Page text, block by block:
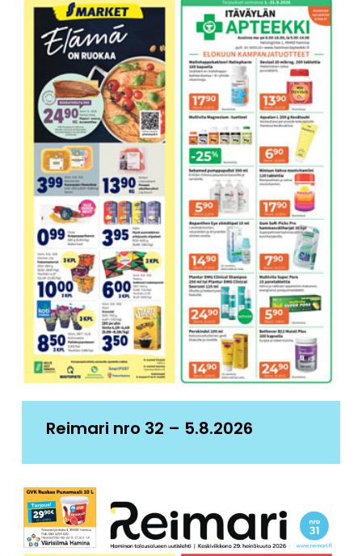
Reimari nro 32 – 5.8.2026